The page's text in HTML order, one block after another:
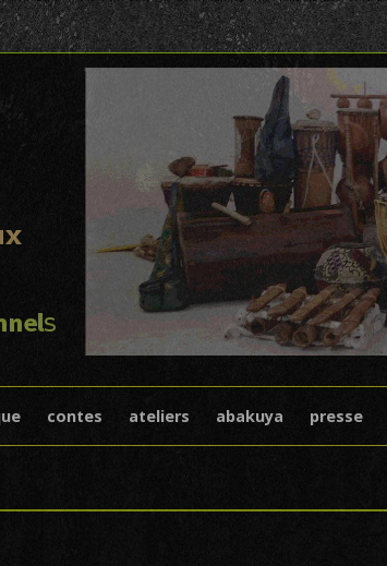
Skip to content
contes ateliers abakuya presse